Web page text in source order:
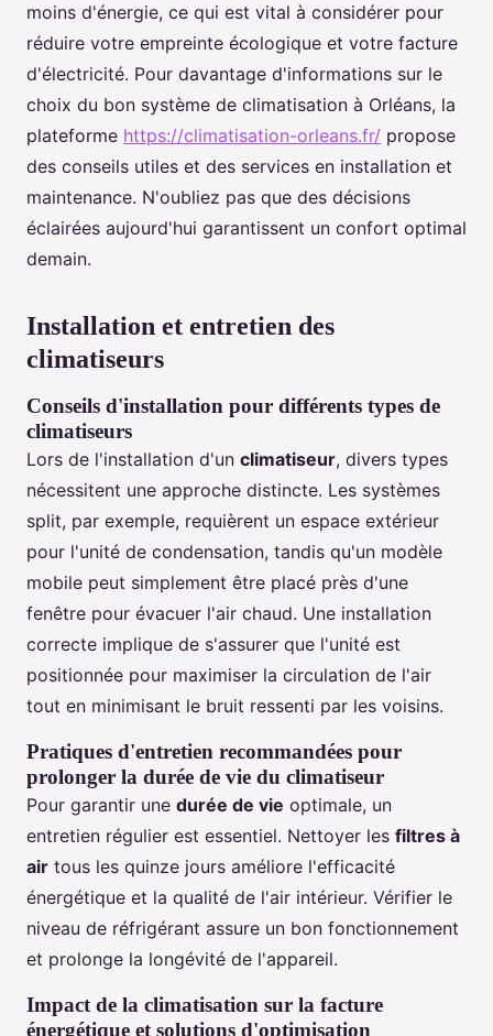
moins d'énergie, ce qui est vital à considérer pour
réduire votre empreinte écologique et votre facture
d'électricité. Pour davantage d'informations sur le
choix du bon système de climatisation à Orléans, la
plateforme https://climatisation-orleans.fr/ propose
des conseils utiles et des services en installation et
maintenance. N'oubliez pas que des décisions
éclairées aujourd'hui garantissent un confort optimal
demain.
Installation et entretien des
climatiseurs
Conseils d'installation pour différents types de
climatiseurs
Lors de l'installation d'un climatiseur, divers types
nécessitent une approche distincte. Les systèmes
split, par exemple, requièrent un espace extérieur
pour l'unité de condensation, tandis qu'un modèle
mobile peut simplement être placé près d'une
fenêtre pour évacuer l'air chaud. Une installation
correcte implique de s'assurer que l'unité est
positionnée pour maximiser la circulation de l'air
tout en minimisant le bruit ressenti par les voisins.
Pratiques d'entretien recommandées pour
prolonger la durée de vie du climatiseur
Pour garantir une durée de vie optimale, un
entretien régulier est essentiel. Nettoyer les filtres à
air tous les quinze jours améliore l'efficacité
énergétique et la qualité de l'air intérieur. Vérifier le
niveau de réfrigérant assure un bon fonctionnement
et prolonge la longévité de l'appareil.
Impact de la climatisation sur la facture
énergétique et solutions d'optimisation